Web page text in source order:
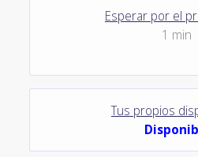
Esperar por el
1 min
Tus propios